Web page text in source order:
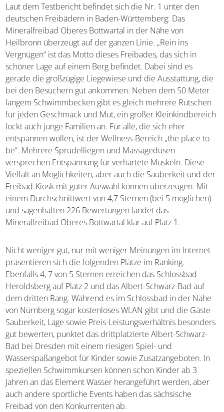
Laut dem Testbericht befindet sich die Nr. 1 unter den
deutschen Freibädern in Baden-Württemberg: Das
Mineralfreibad Oberes Bottwartal in der Nähe von
Heilbronn überzeugt auf der ganzen Linie. „Rein ins
Vergnügen“ ist das Motto dieses Freibades, das sich in
schöner Lage auf einem Berg befindet. Dabei sind es
gerade die großzügige Liegewiese und die Ausstattung, die
bei den Besuchern gut ankommen. Neben dem 50 Meter
langem Schwimmbecken gibt es gleich mehrere Rutschen
für jeden Geschmack und Mut, ein großer Kleinkindbereich
lockt auch junge Familien an. Für alle, die sich eher
entspannen wollen, ist der Wellness-Bereich „the place to
be“. Mehrere Sprudelliegen und Massagedüsen
versprechen Entspannung für verhärtete Muskeln. Diese
Vielfalt an Möglichkeiten, aber auch die Sauberkeit und der
Freibad-Kiosk mit guter Auswahl können überzeugen: Mit
einem Durchschnittwert von 4,7 Sternen (bei 5 möglichen)
und sagenhaften 226 Bewertungen landet das
Mineralfreibad Oberes Bottwartal klar auf Platz 1.
Nicht weniger gut, nur mit weniger Meinungen im Internet
präsentieren sich die folgenden Plätze im Ranking.
Ebenfalls 4, 7 von 5 Sternen erreichen das Schlossbad
Heroldsberg auf Platz 2 und das Albert-Schwarz-Bad auf
dem dritten Rang. Während es im Schlossbad in der Nähe
von Nürnberg sogar kostenloses WLAN gibt und die Gäste
Sauberkeit, Lage sowie Preis-Leistungsverhältnis besonders
gut bewerten, punktet das drittplatzierte Albert-Schwarz-
Bad bei Dresden mit einem riesigen Spiel- und
Wasserspaßangebot für Kinder sowie Zusatzangeboten. In
speziellen Schwimmkursen können schon Kinder ab 3
Jahren an das Element Wasser herangeführt werden, aber
auch andere sportliche Events haben das sächsische
Freibad von den Konkurrenten ab.